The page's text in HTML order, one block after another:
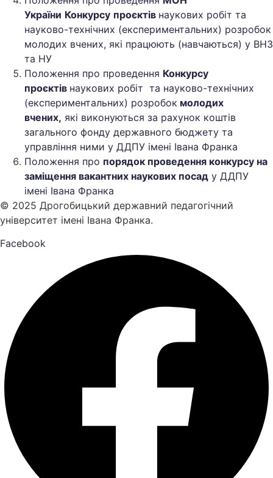
України Конкурсу проєктів наукових робіт та
науково-технічних (експериментальних) розробок
молодих вчених, які працюють (навчаються) у ВНЗ
та НУ
Положення про проведення Конкурсу
проєктів наукових робіт та науково-технічних
(експериментальних) розробок молодих
вчених, які виконуються за рахунок коштів
загального фонду державного бюджету та
управління ними у ДДПУ імені Івана Франка
Положення про порядок проведення конкурсу на
заміщення вакантних наукових посад у ДДПУ
імені Івана Франка
© 2025 Дрогобицький державний педагогічний
університет імені Івана Франка.
Facebook